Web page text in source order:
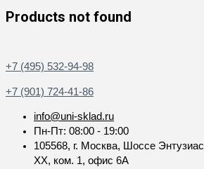
Products not found
+7 (495) 532-94-98
+7 (901) 724-41-86
info@uni-sklad.ru
Пн-Пт: 08:00 - 19:00
105568, г. Москва, Шоссе
XX, ком. 1, офис 6А